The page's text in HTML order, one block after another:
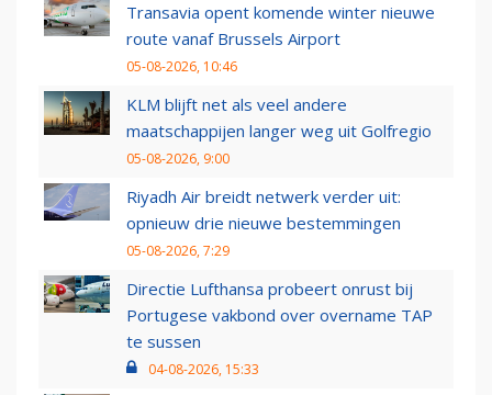
Transavia opent komende winter nieuwe
route vanaf Brussels Airport
05-08-2026, 10:46
KLM blijft net als veel andere
maatschappijen langer weg uit Golfregio
05-08-2026, 9:00
Riyadh Air breidt netwerk verder uit:
opnieuw drie nieuwe bestemmingen
05-08-2026, 7:29
Directie Lufthansa probeert onrust bij
Portugese vakbond over overname TAP
te sussen
04-08-2026, 15:33